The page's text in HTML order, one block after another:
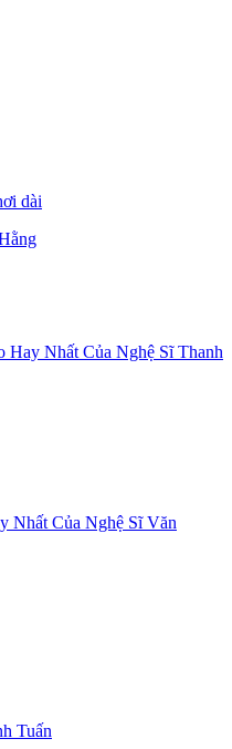
dài
Nhất Của Nghệ Sĩ Thanh
Nhất Của Nghệ Sĩ Văn
Tuấn